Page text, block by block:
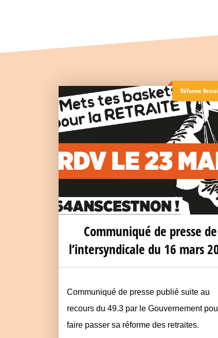
Réforme
Communiqué de presse de
l’intersyndicale du 16 mars
Communiqué de presse publié suite au
recours du 49.3 par le Gouvernement
faire passer sa réforme des retraites.